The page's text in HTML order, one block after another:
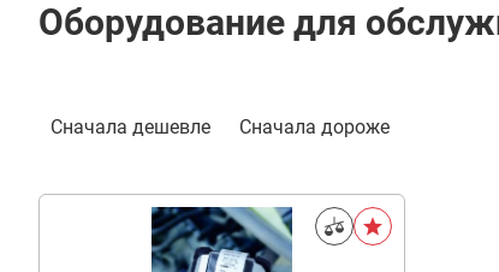
Оборудование для
Сначала дешевле Сначала дороже
Фильтр